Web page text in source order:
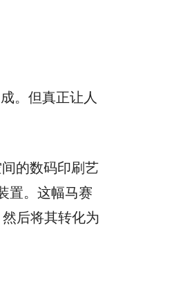
。但真正让人
的数码印刷艺
置。这幅马赛
后将其转化为